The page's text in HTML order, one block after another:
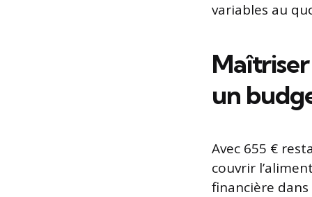
variables au
un
Avec 655 €
couvrir
financière